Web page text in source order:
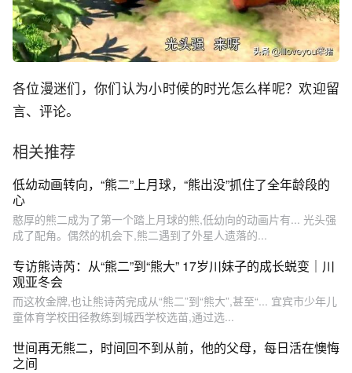
各位漫迷们，你们认为小时候的时光怎么样呢？欢迎留
言、评论。
相关推荐
低幼动画转向，“熊二”上月球，“熊出没”抓住了全年龄段的
心
憨厚的熊二成为了第一个踏上月球的熊,低幼向的动画片有... 光头强
成了配角。偶然的机会下,熊二遇到了外星人遗落的...
专访熊诗芮：从“熊二”到“熊大” 17岁川妹子的成长蜕变｜川
观亚冬会
而这枚金牌,也让熊诗芮完成从“熊二”到“熊大”,甚至“... 宜宾市少年儿
童体育学校田径教练到城西学校选苗,通过选...
世间再无熊二，时间回不到从前，他的父母，每日活在懊悔
之间